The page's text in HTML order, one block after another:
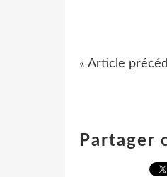
« Article
Partager